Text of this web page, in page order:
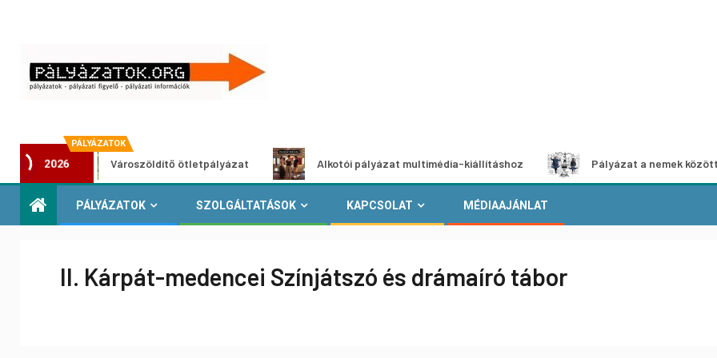
PÁLYÁZATOK
2026Városzöldítő ötletpályázat Alkotói pályázat multimédia-kiállításhoz Pályázat a nemek közötti
PÁLYÁZATOK SZOLGÁLTATÁSOK KAPCSOLAT MÉDIAAJÁNLAT
II. Kárpát-medencei Színjátszó és drámaíró tábor